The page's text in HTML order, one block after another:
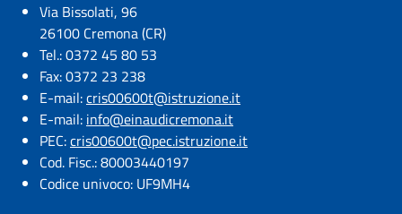
Via Bissolati, 96
26100 Cremona (CR)
Tel.: 0372 45 80 53
Fax: 0372 23 238
E-mail:cris00600t@istruzione.it
E-mail:​ info@einaudicremona.it
PEC:cris00600t@pec.istruzione.it
Cod. Fisc.: 80003440197
Codice univoco: UF9MH4